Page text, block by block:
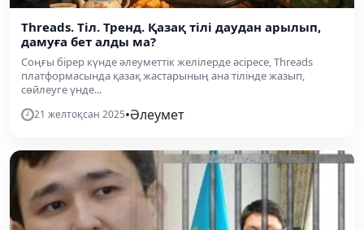
Threads. Тіл. Тренд. Қазақ тілі даудан арылып,
дамуға бет алды ма?
Соңғы бірер күнде әлеуметтік желілерде әсіресе, Threads
платформасында қазақ жастарының ана тілінде жазып,
сөйлеуге үнде...
21 желтоқсан 2025•Әлеумет